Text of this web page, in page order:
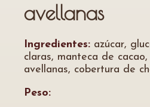
avellanas
Ingredientes: azúcar,
claras, manteca de
avellanas, cobertura de
Peso: